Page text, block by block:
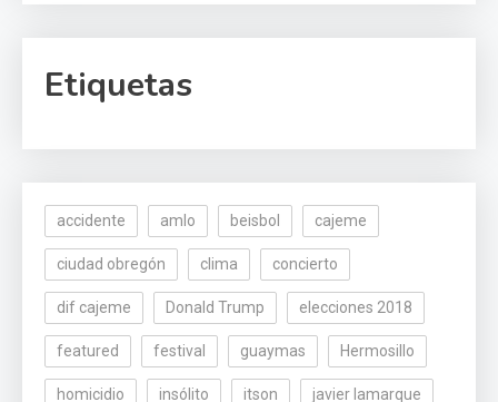
Etiquetas
accidente amlo beisbol cajeme
ciudad obregón clima concierto
dif cajeme Donald Trump elecciones 2018
featured festival guaymas Hermosillo
homicidio insólito itson javier lamarque